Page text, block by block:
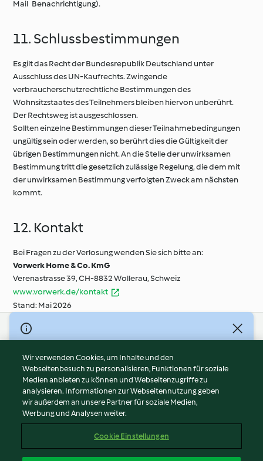
MailBenachrichtigung).
11. Schlussbestimmungen
Es gilt das Recht der Bundesrepublik Deutschland unter
Ausschluss des UN-Kaufrechts. Zwingende
verbraucherschutzrechtliche Bestimmungen des
Wohnsitzstaates des Teilnehmers bleiben hiervon unberührt.
Der Rechtsweg ist ausgeschlossen.
Sollten einzelne Bestimmungen dieser Teilnahmebedingungen
ungültig sein oder werden, so berührt dies die Gültigkeit der
übrigen Bestimmungen nicht. An die Stelle der unwirksamen
Bestimmung tritt die gesetzlich zulässige Regelung, die dem mit
der unwirksamen Bestimmung verfolgten Zweck am nächsten
kommt.
12. Kontakt
Bei Fragen zu der Verlosung wenden Sie sich bitte an:
Vorwerk Home & Co. KmG
Verenastrasse 39, CH-8832 Wollerau, Schweiz
www.vorwerk.de/kontakt
Stand: Mai 2026
© Copyright 2026
Nutzungsbedingungen
Datenschutzrichtlinien
Disclaimer
Impressum
Cookies
Abo kündigen
Wir verwenden Cookies, um Inhalte und den
Webseitenbesuch zu personalisieren, Funktionen für soziale
Medien anbieten zu können und Webseitenzugriffe zu
analysieren. Informationen zur Webseitennutzung geben
wir außerdem an unsere Partner für soziale Medien,
Werbung und Analysen weiter.
Cookie Einstellungen